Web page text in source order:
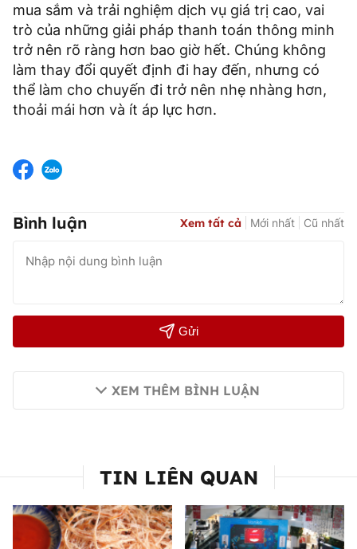
mua sắm và trải nghiệm dịch vụ giá trị cao, vai
trò của những giải pháp thanh toán thông minh
trở nên rõ ràng hơn bao giờ hết. Chúng không
làm thay đổi quyết định đi hay đến, nhưng có
thể làm cho chuyến đi trở nên nhẹ nhàng hơn,
thoải mái hơn và ít áp lực hơn.
Bình luận Xem tất cả Mới nhất Cũ nhất
Gửi
XEM THÊM BÌNH LUẬN
TIN LIÊN QUAN